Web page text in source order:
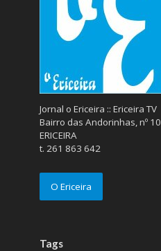
Jornal o Ericeira :: Ericeira TV
Bairro das Andorinhas, nº 10
ERICEIRA
t. 261 863 642
O Ericeira
Tags